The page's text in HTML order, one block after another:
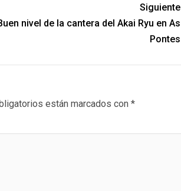
Siguiente
nivel de la cantera del Akai Ryu en As
Pontes
están marcados con *